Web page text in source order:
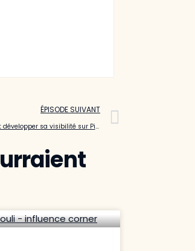
ÉPISODE SUIVANT
#44 Comment développer sa visibilité sur Pinterest ? avec Mathilde JAIS – Head of content & creators Pinterest